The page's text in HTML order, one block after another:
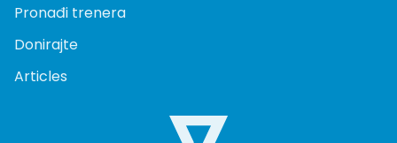
Pronađi trenera
Donirajte
Articles